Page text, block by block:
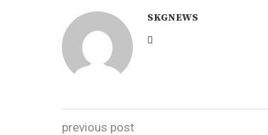
SKGNEWS
previous post